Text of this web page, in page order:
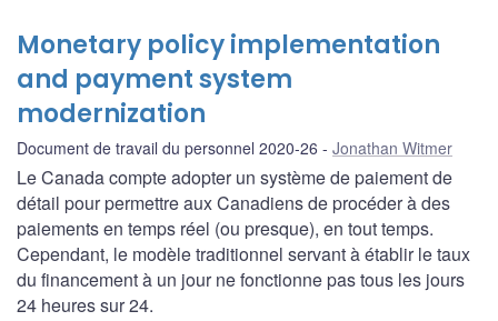
Monetary policy implementation
and payment system
modernization
Document de travail du personnel 2020-26 Jonathan Witmer
Le Canada compte adopter un système de paiement de
détail pour permettre aux Canadiens de procéder à des
paiements en temps réel (ou presque), en tout temps.
Cependant, le modèle traditionnel servant à établir le taux
du financement à un jour ne fonctionne pas tous les jours
24 heures sur 24.